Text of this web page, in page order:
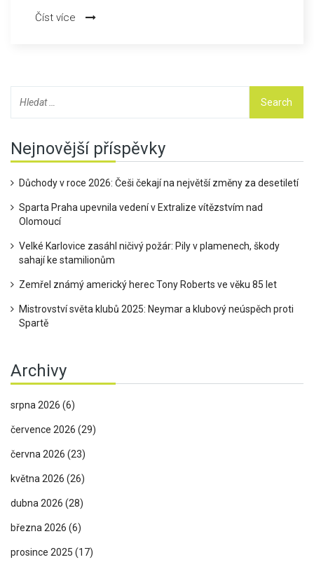
Číst více
Nejnovější příspěvky
Důchody v roce 2026: Češi čekají na největší změny za desetiletí
Sparta Praha upevnila vedení v Extralize vítězstvím nad
Olomoucí
Velké Karlovice zasáhl ničivý požár: Pily v plamenech, škody
sahají ke stamilionům
Zemřel známý americký herec Tony Roberts ve věku 85 let
Mistrovství světa klubů 2025: Neymar a klubový neúspěch proti
Spartě
Archivy
srpna 2026 (6)
července 2026 (29)
června 2026 (23)
května 2026 (26)
dubna 2026 (28)
března 2026 (6)
prosince 2025 (17)